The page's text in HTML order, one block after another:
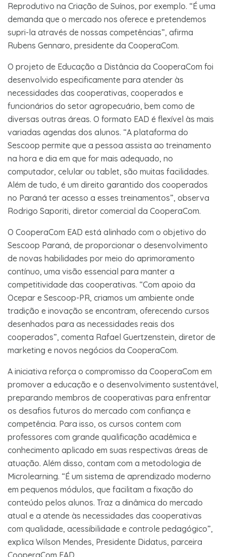
Reprodutivo na Criação de Suínos, por exemplo. “É uma
demanda que o mercado nos oferece e pretendemos
supri-la através de nossas competências”, afirma
Rubens Gennaro, presidente da CooperaCom.
O projeto de Educação a Distância da CooperaCom foi
desenvolvido especificamente para atender às
necessidades das cooperativas, cooperados e
funcionários do setor agropecuário, bem como de
diversas outras áreas. O formato EAD é flexível às mais
variadas agendas dos alunos. “A plataforma do
Sescoop permite que a pessoa assista ao treinamento
na hora e dia em que for mais adequado, no
computador, celular ou tablet, são muitas facilidades.
Além de tudo, é um direito garantido dos cooperados
no Paraná ter acesso a esses treinamentos”, observa
Rodrigo Saporiti, diretor comercial da CooperaCom.
O CooperaCom EAD está alinhado com o objetivo do
Sescoop Paraná, de proporcionar o desenvolvimento
de novas habilidades por meio do aprimoramento
contínuo, uma visão essencial para manter a
competitividade das cooperativas. “Com apoio da
Ocepar e Sescoop-PR, criamos um ambiente onde
tradição e inovação se encontram, oferecendo cursos
desenhados para as necessidades reais dos
cooperados”, comenta Rafael Guertzenstein, diretor de
marketing e novos negócios da CooperaCom.
A iniciativa reforça o compromisso da CooperaCom em
promover a educação e o desenvolvimento sustentável,
preparando membros de cooperativas para enfrentar
os desafios futuros do mercado com confiança e
competência. Para isso, os cursos contem com
professores com grande qualificação acadêmica e
conhecimento aplicado em suas respectivas áreas de
atuação. Além disso, contam com a metodologia de
Microlearning. “É um sistema de aprendizado moderno
em pequenos módulos, que facilitam a fixação do
conteúdo pelos alunos. Traz a dinâmica do mercado
atual e a atende às necessidades das cooperativas
com qualidade, acessibilidade e controle pedagógico”,
explica Wilson Mendes, Presidente Didatus, parceira
CooperaCom EAD